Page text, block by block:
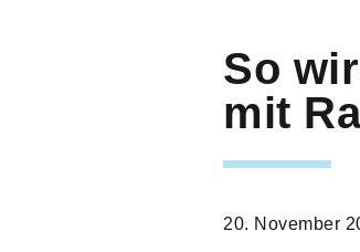
So
mit
20. November